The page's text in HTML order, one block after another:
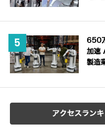
650
加速
製造
アクセスラン